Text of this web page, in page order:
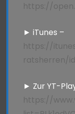
https://
► iTunes –
https://
ratsherren/
► Zur YT-
https://